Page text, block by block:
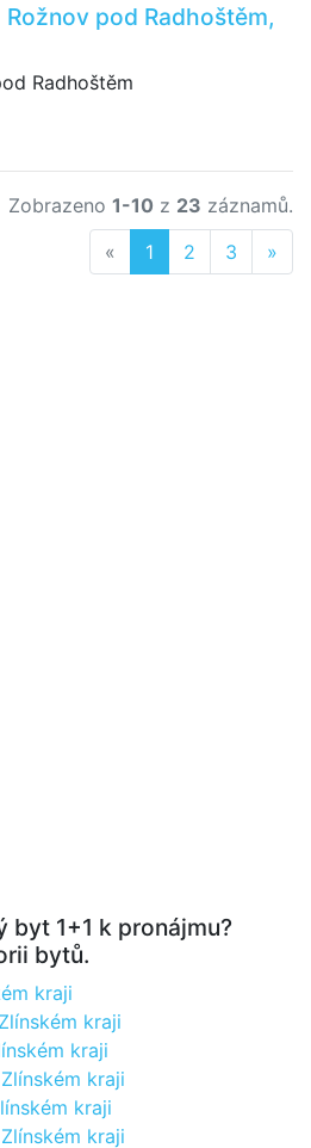
Rožnov pod Radhoštěm,
Radhoštěm
Zobrazeno 1-10 z 23 záznamů.
« Previous
1 2 3 »
byt 1+1 k pronájmu?
bytů.
kraji
kraji
kraji
kraji
kraji
kraji